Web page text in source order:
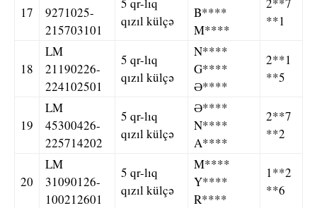
17
9271025-
215703101
qızıl külçə
B****
M****
**1
18
LM
21190226-
224102501
5 qr-lıq
qızıl külçə
N****
G****
Ə****
2**1
**5
19
LM
45300426-
225714202
5 qr-lıq
qızıl külçə
Ə****
N****
A****
2**7
**2
20
LM
31090126-
100212601
5 qr-lıq
qızıl külçə
M****
Y****
R****
1**2
**6